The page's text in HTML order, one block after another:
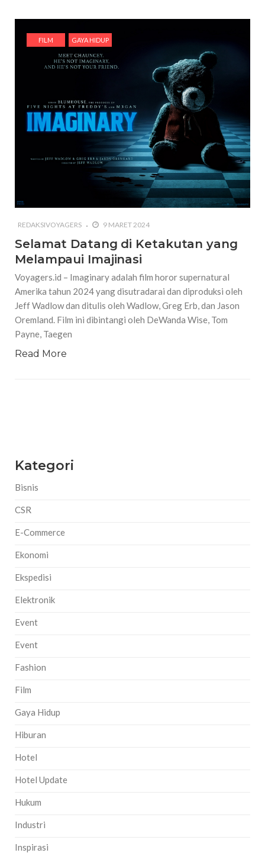
FILM GAYA HIDUP
REDAKSIVOYAGERS 9 MARET 2024
Selamat Datang di Ketakutan yang
Melampaui Imajinasi
Voyagers.id – Imaginary adalah film horor supernatural
Amerika tahun 2024 yang disutradarai dan diproduksi oleh
Jeff Wadlow dan ditulis oleh Wadlow, Greg Erb, dan Jason
Oremland. Film ini dibintangi oleh DeWanda Wise, Tom
Payne, Taegen
Read More
Kategori
Bisnis
CSR
E-Commerce
Ekonomi
Ekspedisi
Elektronik
Event
Event
Fashion
Film
Gaya Hidup
Hiburan
Hotel
Hotel Update
Hukum
Industri
Inspirasi